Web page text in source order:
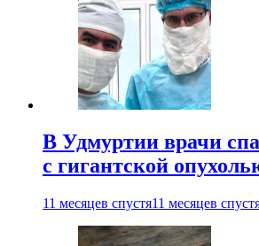
В Удмуртии врачи
с гигантской
11 месяцев спустя11 месяцев